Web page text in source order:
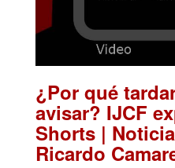
¿Por qué
avisar? IJCF
Shorts |
Ricardo